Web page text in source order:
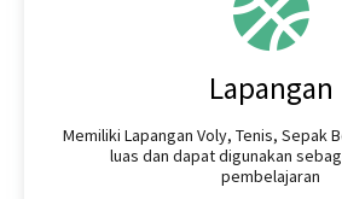
Lapangan
Memiliki Lapangan Voly, Tenis, Sepak
luas dan dapat digunakan
pembelajaran